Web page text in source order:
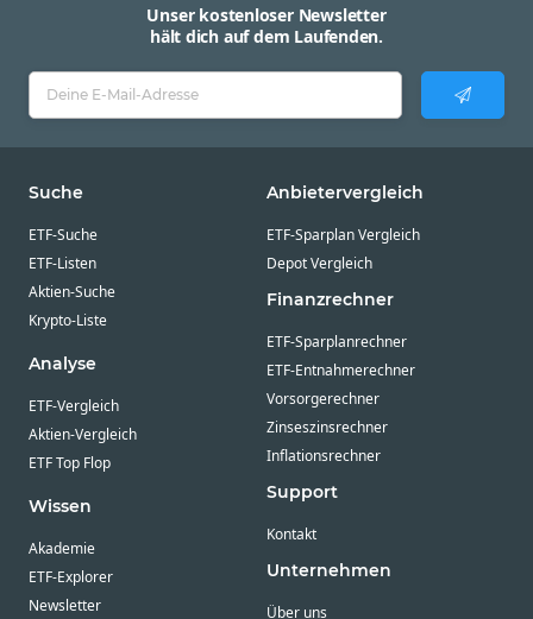
Unser kostenloser Newsletter
hält dich auf dem Laufenden.
Suche
ETF-Suche
ETF-Listen
Aktien-Suche
Krypto-Liste
Analyse
ETF-Vergleich
Aktien-Vergleich
ETF Top Flop
Wissen
Akademie
ETF-Explorer
Newsletter
Anbietervergleich
ETF-Sparplan Vergleich
Depot Vergleich
Finanzrechner
ETF-Sparplanrechner
ETF-Entnahmerechner
Vorsorgerechner
Zinseszinsrechner
Inflationsrechner
Support
Kontakt
Unternehmen
Über uns